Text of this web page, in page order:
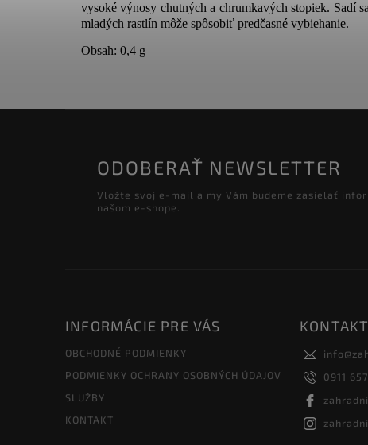
vysoké výnosy chutných a chrumkavých stopiek. Sadí
mladých rastlín môže spôsobiť predčasné vybiehanie.
Obsah: 0,4 g
ODOBERAŤ NEWSLETTER
Vložte svoj e-mail a my Vám budeme zasielať
našom e-shope.
INFORMÁCIE PRE VÁS
OBCHODNÉ PODMIENKY
PODMIENKY OCHRANY OSOBNÝCH ÚDAJOV
SLUŽBY
KONTAKT
KONTAKT
info@
0911